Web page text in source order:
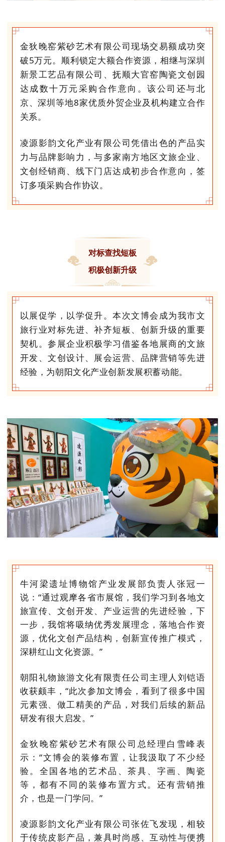
金狄晚窑紫砂艺术有限公司现场交易额成功突
破5万元。顺利锁定大额合作资源，相继与深圳
新景工艺品有限公司、抚顺大官窑陶瓷文创园
达成数十万元采购合作意向。该公司还与北
京、深圳等地8家优质外贸企业及机构建立合作
关系。
凌源影韵文化产业有限公司凭借出色的产品实
力与品牌影响力，与多家南方地区文旅企业、
文创经销商、线下门店达成初步合作意向，签
订多项采购合作协议。
对标查找短板
积极创新升级
以展促学，以学促升。本次文博会成为我市文
旅行业对标先进、补齐短板、创新升级的重要
契机。参展企业积极学习借鉴各地展商的文旅
开发、文创设计、展会运营、品牌营销等先进
经验，为朝阳文化产业创新发展积蓄动能。
牛河梁遗址博物馆产业发展部负责人张冠一
说：“通过观摩各省市展馆，我们学习到各地文
旅宣传、文创开发、产业运营的先进经验，下
一步，我馆将吸纳优秀发展理念，落地合作资
源，优化文创产品结构，创新宣传推广模式，
深耕红山文化资源。”
朝阳礼物旅游文化有限责任公司主理人刘铠语
收获颇丰，“此次参加文博会，看到了很多中国
元素强、做工精美的产品，对我们后续的新品
研发有很大启发。”
金狄晚窑紫砂艺术有限公司总经理白雪峰表
示：“文博会的装修布置，让我汲取了不少经
验。全国各地的艺术品、茶具、字画、陶瓷
等，都有不同的装修布置方式。还有营销推
介，也是一门学问。”
凌源影韵文化产业有限公司张佐飞发现，相较
于传统皮影产品，兼具时尚感、互动性与便携